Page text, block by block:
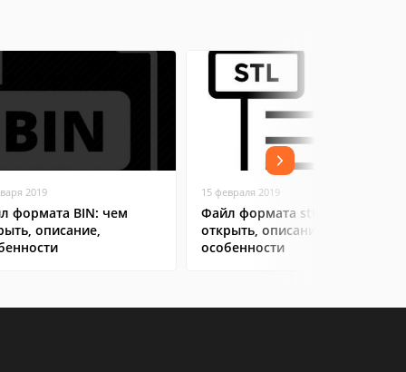
2019
формата BIN: чем
описание,
15 февраля 2019
Файл формата stl: чем
открыть, описания,
особенности